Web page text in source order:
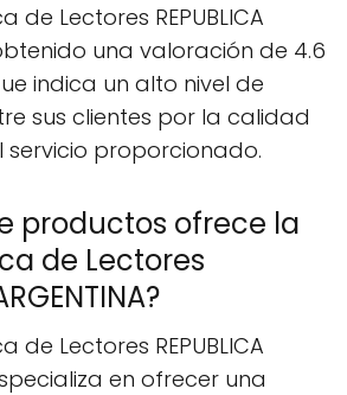
de Lectores REPUBLICA
una valoración de 4.6
indica un alto nivel de
sus clientes por la calidad
servicio proporcionado.
productos ofrece la
de Lectores
de Lectores REPUBLICA
en ofrecer una